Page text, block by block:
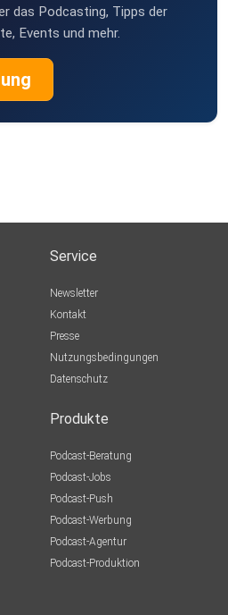
das Podcasting, Tipps der
Events und mehr.
Service
Newsletter
Kontakt
Presse
Nutzungsbedingungen
Datenschutz
Produkte
Podcast-Beratung
Podcast-Jobs
Podcast-Push
Podcast-Werbung
Podcast-Agentur
Podcast-Produktion